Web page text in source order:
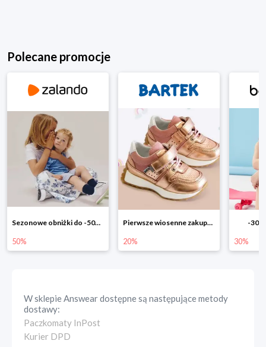
Polecane promocje
Pierwsze wiosenne zakupy -20%
20%
-30% na wszystko!!
30%
-40%
40%
W sklepieAnsweardostępne są następujące metody
dostawy:
Paczkomaty InPost
Kurier DPD